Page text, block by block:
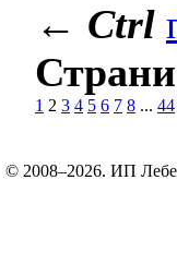
← Ctrl
1 2 3 4 5 6 7 8 ... 44
© 2008–2026. ИП